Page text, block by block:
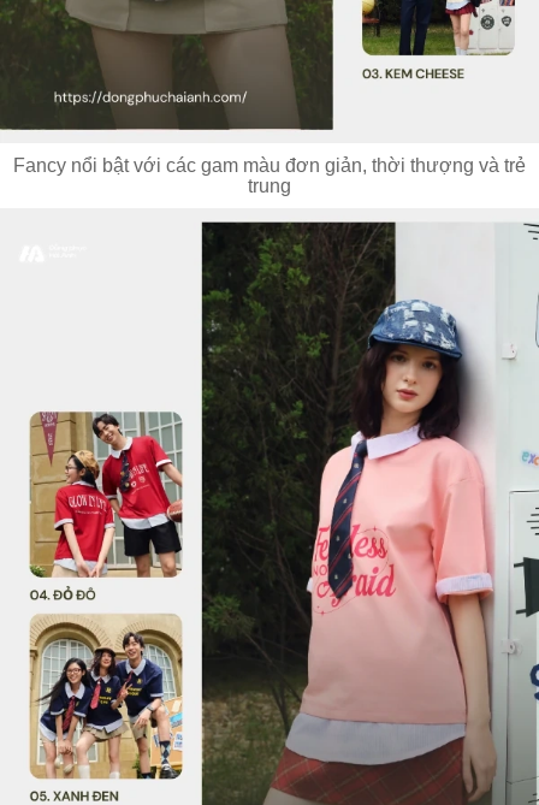
Fancy nổi bật với các gam màu đơn giản, thời thượng và trẻ
trung